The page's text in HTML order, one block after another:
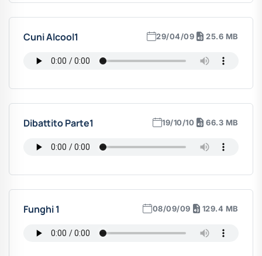
Cuni Alcool1 29/04/09 25.6 MB
Dibattito Parte1 19/10/10 66.3 MB
Funghi 1 08/09/09 129.4 MB